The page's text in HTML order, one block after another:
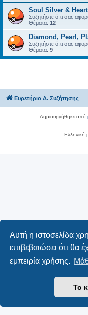
Αυτή η ιστοσελίδα
επιβεβαιώσει ότι θα
εμπειρία χρήσης.
Το
Soul Silver &
Συζητήστε ό,τι σας
Θέματα: 12
Diamond, Pearl,
Συζητήστε ό,τι σας
Θέματα: 9
Ευρετήριο Δ. Συζήτησης
Δημιουργήθηκε από
Ελληνική